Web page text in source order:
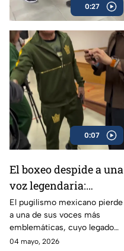
0:27
0:07
El boxeo despide a una
voz legendaria:
Eduardo Lamazón
El pugilismo mexicano pierde
a una de sus voces más
emblemáticas, cuyo legado
marcó a generaciones.
04 mayo, 2026